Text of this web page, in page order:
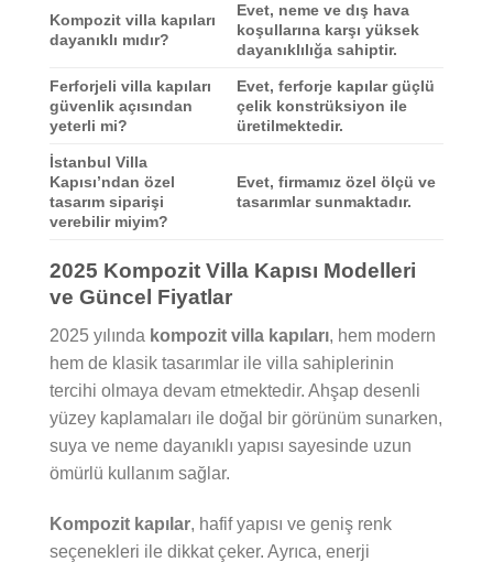
Kompozit villa kapıları
dayanıklı mıdır?
Evet, neme ve dış hava
koşullarına karşı yüksek
dayanıklılığa sahiptir.
Ferforjeli villa kapıları
güvenlik açısından
yeterli mi?
Evet, ferforje kapılar güçlü
çelik konstrüksiyon ile
üretilmektedir.
İstanbul Villa
Kapısı’ndan özel
tasarım siparişi
verebilir miyim?
Evet, firmamız özel ölçü ve
tasarımlar sunmaktadır.
2025 Kompozit Villa Kapısı Modelleri
ve Güncel Fiyatlar
2025 yılında kompozit villa kapıları, hem modern
hem de klasik tasarımlar ile villa sahiplerinin
tercihi olmaya devam etmektedir. Ahşap desenli
yüzey kaplamaları ile doğal bir görünüm sunarken,
suya ve neme dayanıklı yapısı sayesinde uzun
ömürlü kullanım sağlar.
Kompozit kapılar, hafif yapısı ve geniş renk
seçenekleri ile dikkat çeker. Ayrıca, enerji